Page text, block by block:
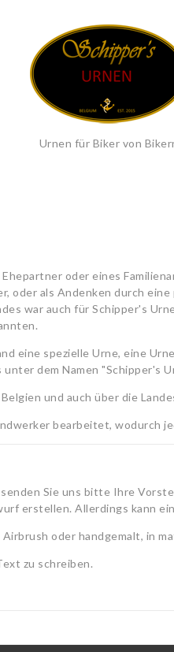
Urnen für Biker von
oder eines
oder als Andenken durch
war auch für Schipper's
eine spezielle Urne, eine
dem Namen "Schipper's
und auch über die
bearbeitet, wodurch
Sie uns bitte Ihre
erstellen. Allerdings kann
oder handgemalt, in
zu schreiben.